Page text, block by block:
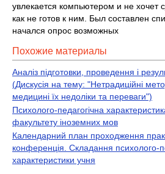
увлекается компьютером и не хочет
как не готов к ним. Был составлен
начался опрос возможных
Похожие материалы
Аналіз підготовки, проведення і
(Дискусія на тему: "Нетрадиційні
медицині їх недоліки та переваги")
Психолого-педагогічна
факультету іноземних мов
Календарний план проходження
конференцiя. Складання психолого-
характеристики учня